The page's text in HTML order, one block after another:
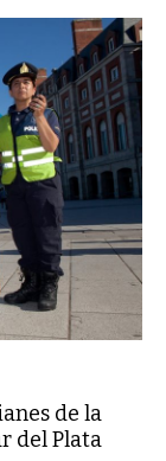
de la
del Plata